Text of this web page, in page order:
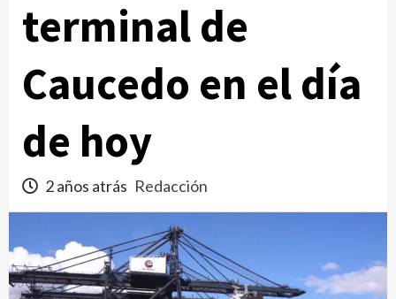
terminal de
Caucedo en el día
de hoy
2 años atrás Redacción